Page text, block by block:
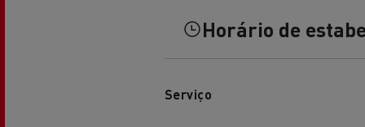
Horário de
Serviço